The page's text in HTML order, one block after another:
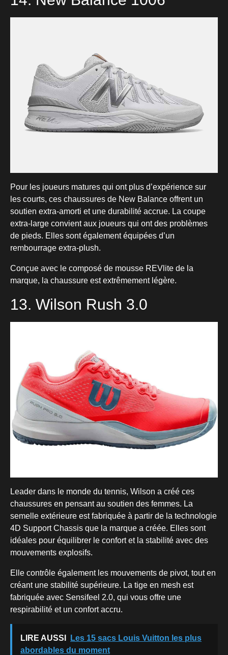
Pour les joueurs matures qui ont plus d’expérience sur
les courts, ces chaussures de New Balance offrent un
soutien extra-amorti et une durabilité accrue. La coupe
extra-large convient aux joueurs qui ont des problèmes
de pieds. Elles sont également équipées d’un
rembourrage extra-plush.
Conçue avec le composé de mousse REVlite de la
marque, la chaussure est extrêmement légère.
13. Wilson Rush 3.0
Leader dans le monde du tennis, Wilson a créé ces
chaussures en pensant au soutien des femmes. La
semelle extérieure est fabriquée à partir de la technologie
4D Support Chassis que la marque a créée. Elles sont
idéales pour équilibrer le confort et la stabilité avec des
mouvements explosifs.
Elle contrôle également les mouvements de pivot, tout en
créant une stabilité supérieure. La tige en mesh est
fabriquée avec Sensifeel 2.0, qui vous offre une
respirabilité et un confort accru.
LIRE AUSSI
Les 15 sacs Louis Vuitton les plus
abordables du moment